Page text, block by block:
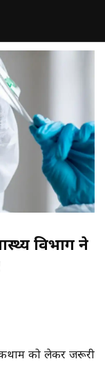
विभाग ने
को लेकर जरूरी